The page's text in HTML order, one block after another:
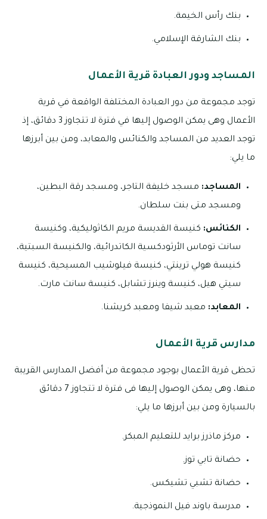
بنك رأس الخيمة.
بنك الشارقة الإسلامي.
المساجد ودور العبادة قرية الأعمال
توجد مجموعة من دور العبادة المختلفة الواقعة في قرية
الأعمال وهى يمكن الوصول إليها في فترة لا تتجاوز 3 دقائق، إذ
توجد العديد من المساجد والكنائس والمعابد، ومن بين أبرزها
ما يلي:
المساجد: مسجد خليفة التاجر، ومسجد رقة البطين،
ومسجد متى بنت سلطان.
الكنائس: كنيسة القديسة مريم الكاثوليكية، وكنيسة
سانت توماس الأرثودكسية الكاتدرائية، والكنيسة السبتية،
كنيسة هولي ترينتي، كنيسة فيلوشيب المسيحية، كنيسة
سيتي هيل، كنيسة وينرز تشابل، كنيسة سانت مارت.
المعابد: معبد شيفا ومعبد كريشنا.
مدارس قرية الأعمال
تحظى قرية الأعمال بوجود مجموعة من أفضل المدارس القريبة
منها، وهى يمكن الوصول إليها فى فترة لا تتجاوز 7 دقائق
بالسيارة ومن بين أبرزها ما يلي:
مركز ماذرز برايد للتعليم المبكر.
حضانة تابي توز.
حضانة تشبي تشيكس.
مدرسة باوند فيل النموذجية.